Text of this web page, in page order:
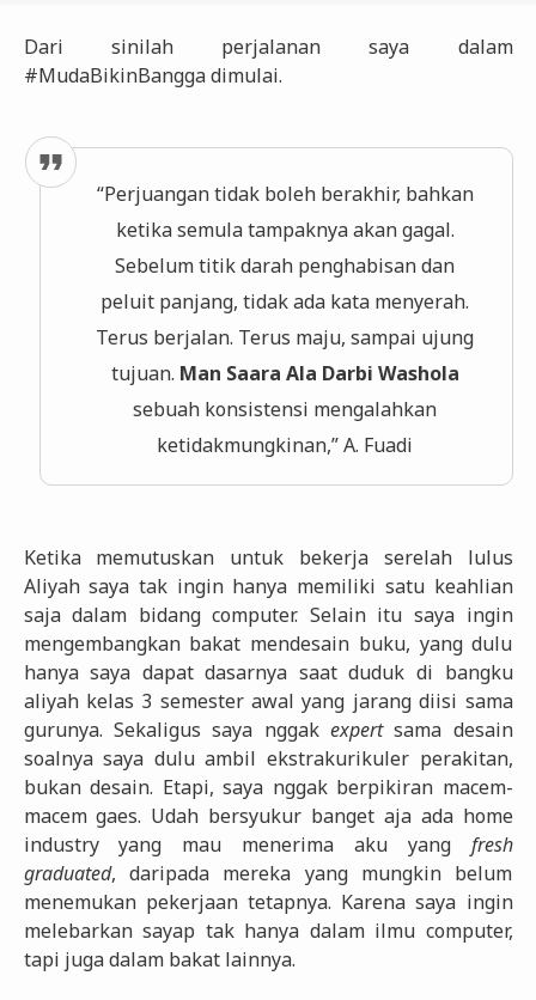
Dari sinilah perjalanan saya dalam
#MudaBikinBangga dimulai.
“Perjuangan tidak boleh berakhir, bahkan
ketika semula tampaknya akan gagal.
Sebelum titik darah penghabisan dan
peluit panjang, tidak ada kata menyerah.
Terus berjalan. Terus maju, sampai ujung
tujuan. Man Saara Ala Darbi Washola
sebuah konsistensi mengalahkan
ketidakmungkinan,” A. Fuadi
Ketika memutuskan untuk bekerja serelah lulus
Aliyah saya tak ingin hanya memiliki satu keahlian
saja dalam bidang computer. Selain itu saya ingin
mengembangkan bakat mendesain buku, yang dulu
hanya saya dapat dasarnya saat duduk di bangku
aliyah kelas 3 semester awal yang jarang diisi sama
gurunya. Sekaligus saya nggak expertsama desain
soalnya saya dulu ambil ekstrakurikuler perakitan,
bukan desain. Etapi, saya nggak berpikiran macem-
macem gaes. Udah bersyukur banget aja ada home
industry yang mau menerima aku yang fresh
graduated, daripada mereka yang mungkin belum
menemukan pekerjaan tetapnya. Karena saya ingin
melebarkan sayap tak hanya dalam ilmu computer,
tapi juga dalam bakat lainnya.